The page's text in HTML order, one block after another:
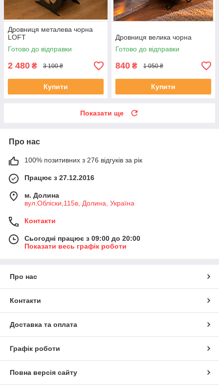
Дровниця металева чорна
LOFT
Готово до відправки
2 480 ₴ 3 100 ₴
Купити
Дровниця велика чорна
Готово до відправки
840 ₴ 1 050 ₴
Купити
Показати ще
Про нас
100% позитивних з 276 відгуків за рік
Працює з 27.12.2016
м. Долина
вул.Обліски,115в, Долина, Україна
Контакти
Сьогодні працює з 09:00 до 20:00
Показати весь графік роботи
Про нас
Контакти
Доставка та оплата
Графік роботи
Повна версія сайту